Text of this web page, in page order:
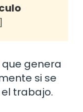
genera
si se
trabajo.